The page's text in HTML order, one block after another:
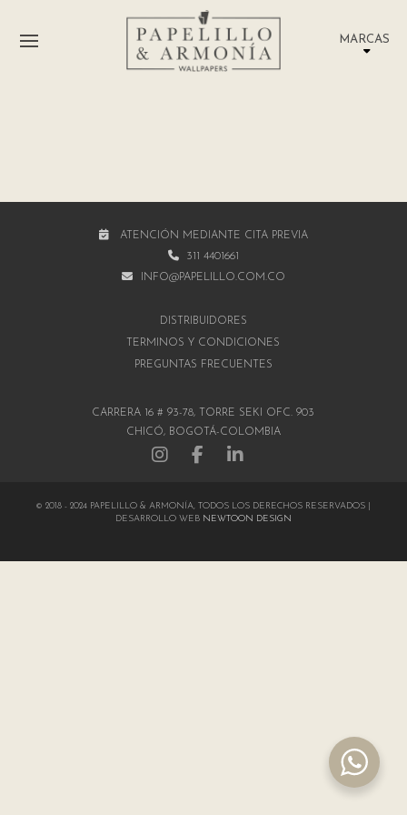
MARCAS
ATENCIÓN MEDIANTE CITA PREVIA
311 4401661
INFO@PAPELILLO.COM.CO
DISTRIBUIDORES
TÉRMINOS Y CONDICIONES
PREGUNTAS FRECUENTES
CARRERA 16 # 93-78, TORRE SEKI OFC. 903
CHICÓ, BOGOTÁ-COLOMBIA
© 2018 - 2024 PAPELILLO & ARMONÍA, TODOS LOS DERECHOS RESERVADOS |
DESARROLLO WEB NEWTOON DESIGN